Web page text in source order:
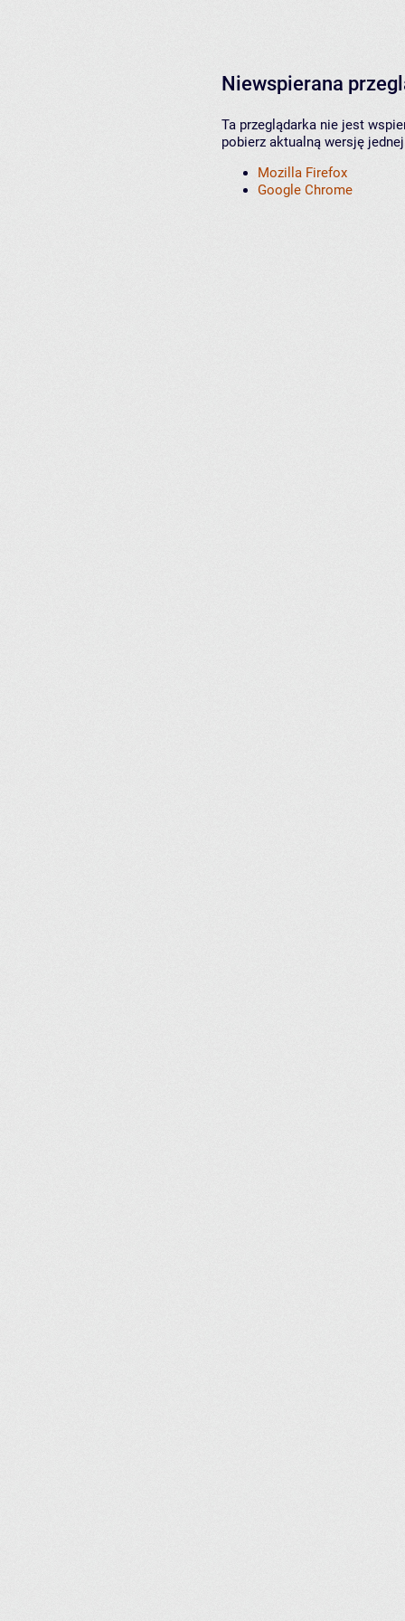
Niewspierana
Ta przeglądarka nie jest
pobierz aktualną wersję
Mozilla Firefox
Google Chrome